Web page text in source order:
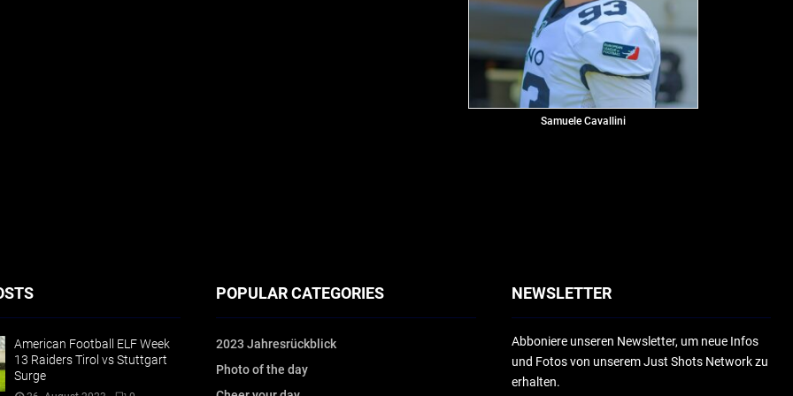
Samuele Cavallini
American Football ELF Week
13 Raiders Tirol vs Stuttgart
Surge
POPULAR CATEGORIES
2023 Jahresrückblick
Photo of the day
NEWSLETTER
Abboniere unseren Newsletter, um neue Infos
und Fotos von unserem Just Shots Network zu
erhalten.